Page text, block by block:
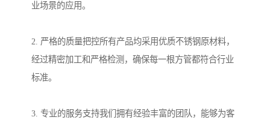
业场景的应用。
2. 严格的质量把控所有产品均采用优质不锈钢原材料，
经过精密加工和严格检测，确保每一根方管都符合行业
标准。
3. 专业的服务支持我们拥有经验丰富的团队，能够为客